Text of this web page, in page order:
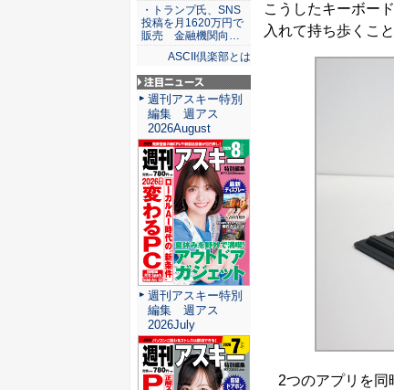
こうしたキーボー
入れて持ち歩くこ
2つのアプリを同
・トランプ氏、SNS
投稿を月1620万円で
販売 金融機関向…
ASCII倶楽部とは
注目ニュース
週刊アスキー特別
編集 週アス
2026August
週刊アスキー特別
編集 週アス
2026July